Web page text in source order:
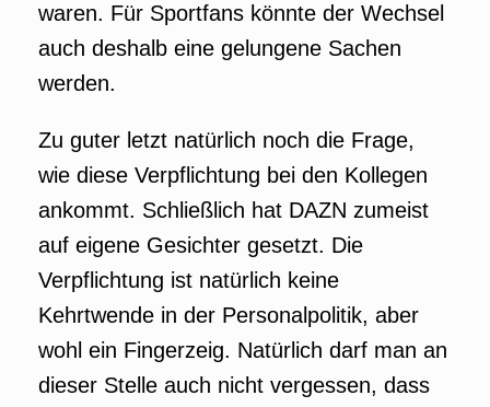
waren. Für Sportfans könnte der Wechsel
auch deshalb eine gelungene Sachen
werden.
Zu guter letzt natürlich noch die Frage,
wie diese Verpflichtung bei den Kollegen
ankommt. Schließlich hat DAZN zumeist
auf eigene Gesichter gesetzt. Die
Verpflichtung ist natürlich keine
Kehrtwende in der Personalpolitik, aber
wohl ein Fingerzeig. Natürlich darf man an
dieser Stelle auch nicht vergessen, dass